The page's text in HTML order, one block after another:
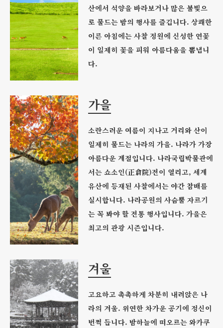
산에서 석양을 바라보거나 많은 불빛으
로 물드는 밤의 행사를 즐깁니다. 상쾌한
이른 아침에는 사찰 정원에 신성한 연꽃
이 일제히 꽃을 피워 아름다움을 뽐냅니
다.
가을
소란스러운 여름이 지나고 거리와 산이
일제히 물드는 나라의 가을. 나라가 가장
아름다운 계절입니다. 나라국립박물관에
서는 쇼소인(正倉院)전이 열리고, 세계
유산에 등재된 사찰에서는 야간 참배를
실시합니다. 나라공원의 사슴뿔 자르기
는 꼭 봐야 할 전통 행사입니다. 가을은
최고의 관광 시즌입니다.
겨울
고요하고 촉촉하게 차분히 내려앉은 나
라의 겨울. 위연한 차가운 공기에 정신이
번쩍 듭니다. 밤하늘에 떠오르는 와카쿠